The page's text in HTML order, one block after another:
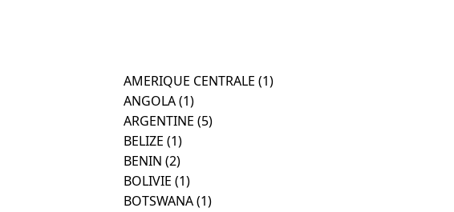
AMERIQUE CENTRALE (1)
ANGOLA(1)
ARGENTINE (5)
BELIZE (1)
BENIN (2)
BOLIVIE (1)
BOTSWANA(1)